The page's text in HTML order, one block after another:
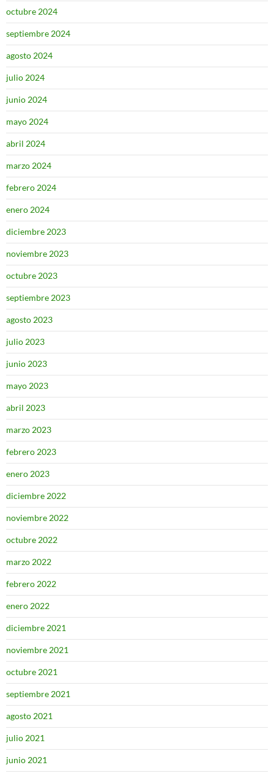
octubre 2024
septiembre 2024
agosto 2024
julio 2024
junio 2024
mayo 2024
abril 2024
marzo 2024
febrero 2024
enero 2024
diciembre 2023
noviembre 2023
octubre 2023
septiembre 2023
agosto 2023
julio 2023
junio 2023
mayo 2023
abril 2023
marzo 2023
febrero 2023
enero 2023
diciembre 2022
noviembre 2022
octubre 2022
marzo 2022
febrero 2022
enero 2022
diciembre 2021
noviembre 2021
octubre 2021
septiembre 2021
agosto 2021
julio 2021
junio 2021